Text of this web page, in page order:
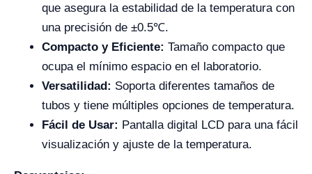
que asegura la estabilidad de la temperatura con
una precisión de ±0.5℃.
Compacto y Eficiente: Tamaño compacto que
ocupa el mínimo espacio en el laboratorio.
Versatilidad: Soporta diferentes tamaños de
tubos y tiene múltiples opciones de temperatura.
Fácil de Usar: Pantalla digital LCD para una fácil
visualización y ajuste de la temperatura.